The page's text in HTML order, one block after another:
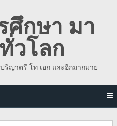
ศึกษา มา
วโลก
ญาตรี โท เอก และอีกมากมาย